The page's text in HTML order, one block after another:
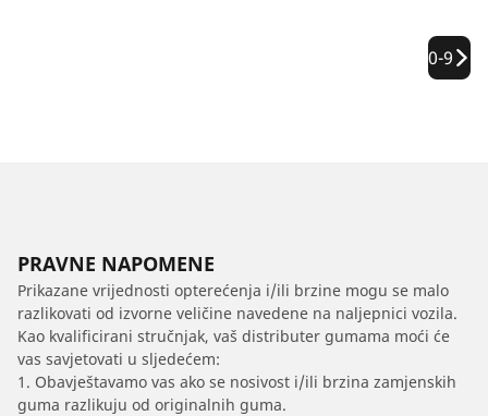
0-9
PRAVNE NAPOMENE
Prikazane vrijednosti opterećenja i/ili brzine mogu se malo
razlikovati od izvorne veličine navedene na naljepnici vozila.
Kao kvalificirani stručnjak, vaš distributer gumama moći će
vas savjetovati u sljedećem:
1. Obavještavamo vas ako se nosivost i/ili brzina zamjenskih
guma razlikuju od originalnih guma.